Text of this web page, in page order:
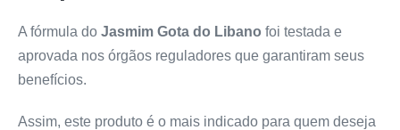
A fórmula do Jasmim Gota do Libano foi testada e
aprovada nos órgãos reguladores que garantiram seus
benefícios.
Assim, este produto é o mais indicado para quem deseja